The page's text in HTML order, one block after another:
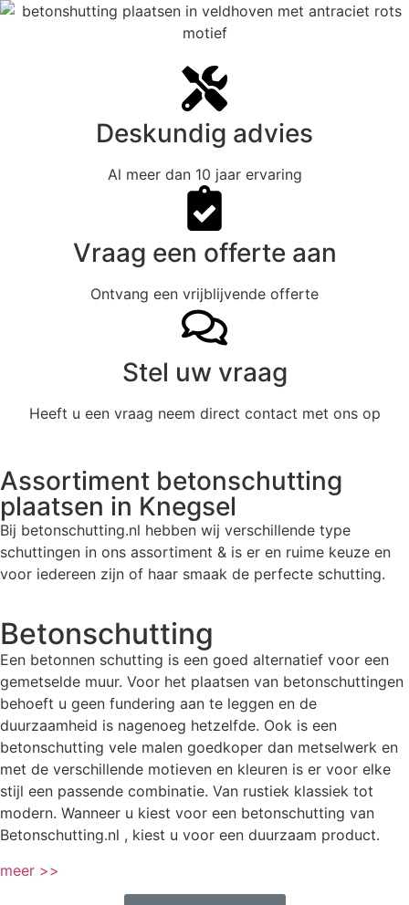
Deskundig advies
Al meer dan 10 jaar ervaring
Vraag een offerte aan
Ontvang een vrijblijvende offerte
Stel uw vraag
Heeft u een vraag neem direct contact met ons op
Assortiment betonschutting
plaatsen in Knegsel
Bij betonschutting.nl hebben wij verschillende type
schuttingen in ons assortiment & is er en ruime keuze en
voor iedereen zijn of haar smaak de perfecte schutting.
Betonschutting
Een betonnen schutting is een goed alternatief voor een
gemetselde muur. Voor het plaatsen van betonschuttingen
behoeft u geen fundering aan te leggen en de
duurzaamheid is nagenoeg hetzelfde. Ook is een
betonschutting vele malen goedkoper dan metselwerk en
met de verschillende motieven en kleuren is er voor elke
stijl een passende combinatie. Van rustiek klassiek tot
modern. Wanneer u kiest voor een betonschutting van
Betonschutting.nl , kiest u voor een duurzaam product.
meer >>